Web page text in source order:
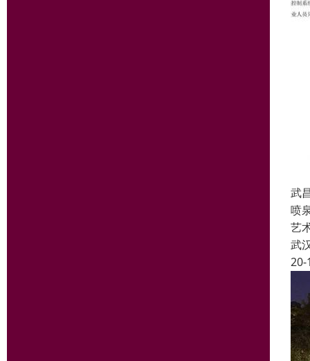
武
喷
艺
武
20-